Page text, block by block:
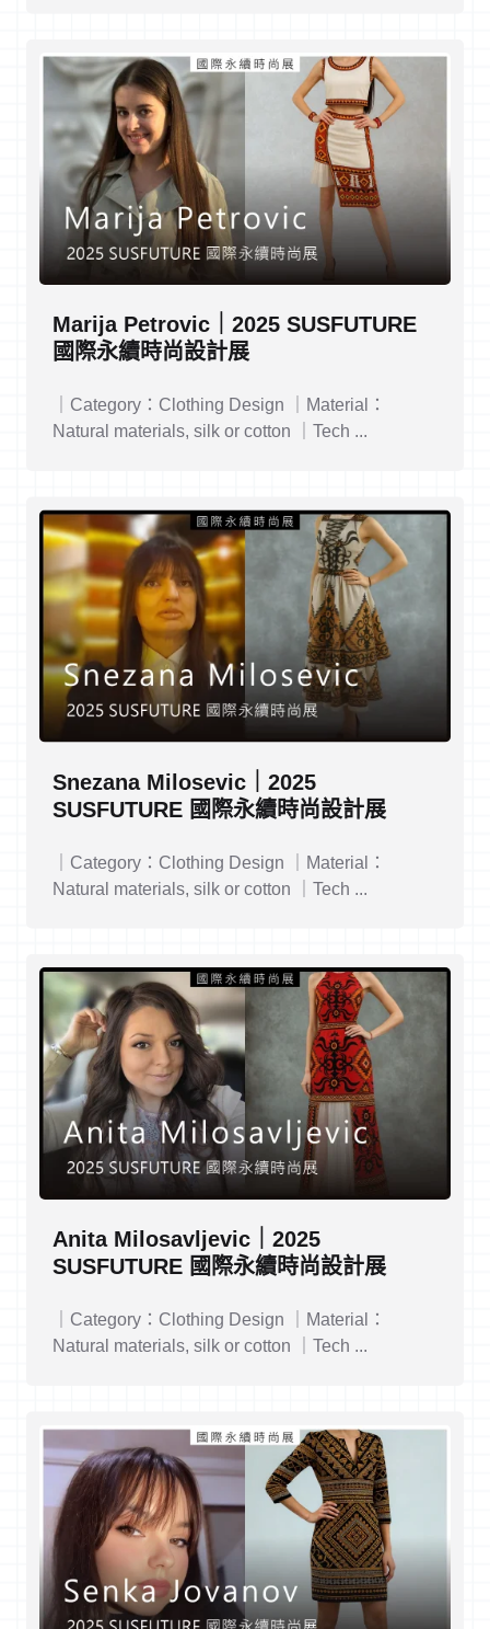
Marija Petrovic｜2025 SUSFUTURE
國際永續時尚設計展
｜Category：Clothing Design ｜Material：
Natural materials, silk or cotton ｜Tech ...
Snezana Milosevic｜2025
SUSFUTURE 國際永續時尚設計展
｜Category：Clothing Design ｜Material：
Natural materials, silk or cotton ｜Tech ...
Anita Milosavljevic｜2025
SUSFUTURE 國際永續時尚設計展
｜Category：Clothing Design ｜Material：
Natural materials, silk or cotton ｜Tech ...